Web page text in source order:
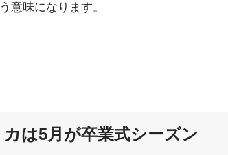
意味になります。
は5月が卒業式シーズン